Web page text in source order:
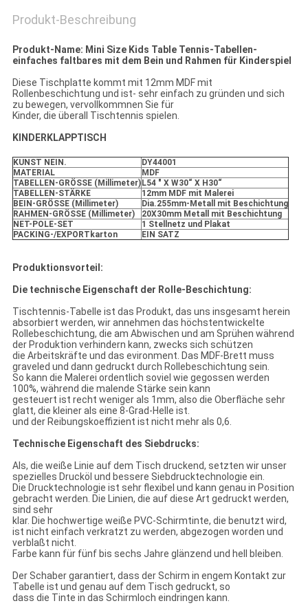
Produkt-Beschreibung
Produkt-Name: Mini Size Kids Table Tennis-Tabellen-
einfaches faltbares mit dem Bein und Rahmen für Kinderspiel
Diese Tischplatte kommt mit 12mm MDF mit
Rollenbeschichtung und ist- sehr einfach zu gründen und sich
zu bewegen, vervollkommnen Sie für
Kinder, die überall Tischtennis spielen.
KINDERKLAPPTISCH
KUNST NEIN.
DY44001
MATERIAL
MDF
TABELLEN-GRÖSSE (Millimeter) L54 " X W30“ X H30“
TABELLEN-STÄRKE
12mm MDF mit Malerei
BEIN-GRÖSSE (Millimeter)
Dia.255mm-Metall mit Beschichtung
RAHMEN-GRÖSSE (Millimeter)
20X30mm Metall mit Beschichtung
NET-POLE-SET
1 Stellnetz und Plakat
PACKING-/EXPORTkarton
EIN SATZ
Produktionsvorteil:
Die technische Eigenschaft der Rolle-Beschichtung:
Tischtennis-Tabelle ist das Produkt, das uns insgesamt herein
absorbiert werden, wir annehmen das höchstentwickelte
Rollebeschichtung, die am Abwischen und am Sprühen während
der Produktion verhindern kann, zwecks sich schützen
die Arbeitskräfte und das evironment. Das MDF-Brett muss
graveled und dann gedruckt durch Rollebeschichtung sein.
So kann die Malerei ordentlich soviel wie gegossen werden
100%, während die malende Stärke sein kann
gesteuert ist recht weniger als 1mm, also die Oberfläche sehr
glatt, die kleiner als eine 8-Grad-Helle ist.
und der Reibungskoeffizient ist nicht mehr als 0,6.
Technische Eigenschaft des Siebdrucks:
Als, die weiße Linie auf dem Tisch druckend, setzten wir unser
spezielles Drucköl und bessere Siebdrucktechnologie ein.
Die Drucktechnologie ist sehr flexibel und kann genau in Position
gebracht werden. Die Linien, die auf diese Art gedruckt werden,
sind sehr
klar. Die hochwertige weiße PVC-Schirmtinte, die benutzt wird,
ist nicht einfach verkratzt zu werden, abgezogen worden und
verblaßt nicht.
Farbe kann für fünf bis sechs Jahre glänzend und hell bleiben.
Der Schaber garantiert, dass der Schirm in engem Kontakt zur
Tabelle ist und genau auf dem Tisch gedruckt, so
dass die Tinte in das Schirmloch eindringen kann.